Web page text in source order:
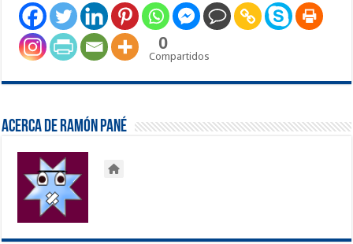
0
Compartidos
Acerca de Ramón Pané